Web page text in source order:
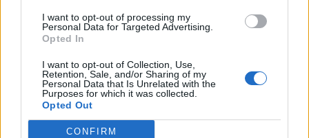
I want to opt-out of processing my
Personal Data for Targeted Advertising.
Opted In
I want to opt-out of Collection, Use,
Retention, Sale, and/or Sharing of my
Personal Data that Is Unrelated with the
Purposes for which it was collected.
Opted Out
CONFIRM
näin katsot ottelun
Jalkapallon U21 EM-kisat 2025 – tässä
otteluohjelma ja Suomen joukkue